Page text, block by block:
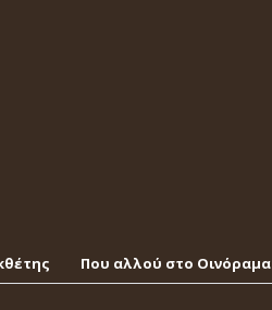
Που αλλού στο Οινόραμα